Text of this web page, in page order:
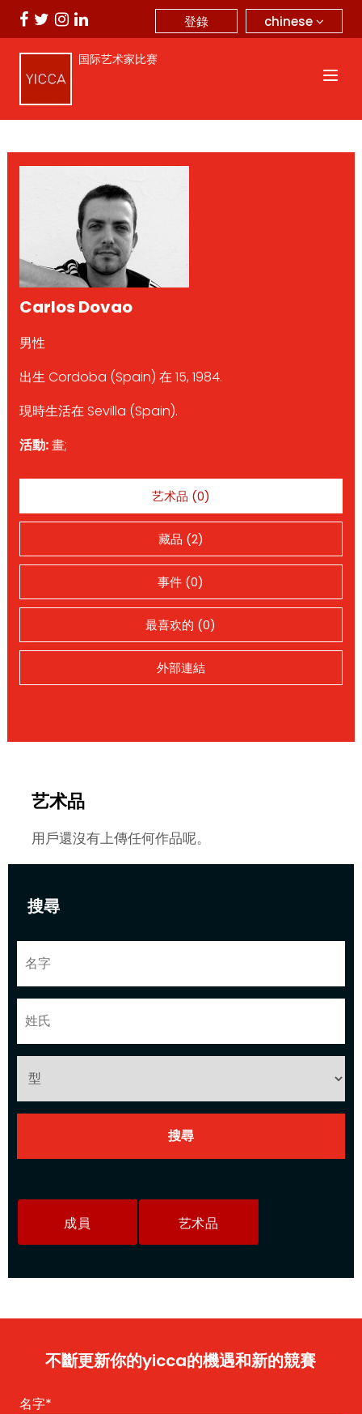
chinese
登錄
国际艺术家比赛
搜尋
成員 艺术品
Carlos Dovao
男性
出生 Cordoba (Spain) 在 15, 1984.
現時生活在 Sevilla (Spain).
活動:畫;
艺术品 (0)
藏品 (2)
事件 (0)
最喜欢的 (0)
外部連結
艺术品
用戶還沒有上傳任何作品呢。
不斷更新你的yicca的機遇和新的競賽
名字*